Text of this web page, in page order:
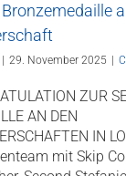
29. November 2025
ZUR
AN DEN
IN
mit Skip